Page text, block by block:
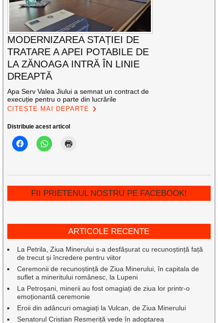
MODERNIZAREA STAȚIEI DE
TRATARE A APEI POTABILE DE
LA ZĂNOAGA INTRĂ ÎN LINIE
DREAPTĂ
Apa Serv Valea Jiului a semnat un contract de
execuție pentru o parte din lucrările
CITEȘTE MAI DEPARTE
Distribuie acest articol
FII PRIETENUL NOSTRU PE FACEBOOK!
ARTICOLE RECENTE
La Petrila, Ziua Minerului s-a desfășurat cu recunoștință față
de trecut și încredere pentru viitor
Ceremonii de recunoștință de Ziua Minerului, în capitala de
suflet a mineritului românesc, la Lupeni
La Petroșani, minerii au fost omagiați de ziua lor printr-o
emoționantă ceremonie
Eroii din adâncuri omagiați la Vulcan, de Ziua Minerului
Senatorul Cristian Resmeriță vede în adoptarea